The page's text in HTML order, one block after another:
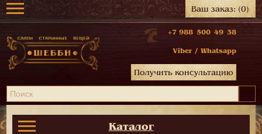
Ваш заказ:(0)
+7 988 500 49 38
Viber / Whatsapp
Получить консультацию
Каталог